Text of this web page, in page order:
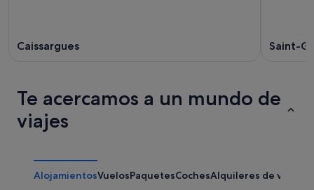
Caissargues Saint-
Te acercamos a un mundo de
viajes
AlojamientosVuelosPaquetesCochesAlquileres de